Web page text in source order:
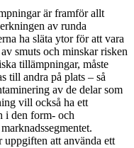
är framför allt
av runda
ha släta ytor för att vara
smuts och minskar risken
tillämpningar, måste
till andra på plats – så
av de delar som
vill också ha ett
i den form- och
att använda ett